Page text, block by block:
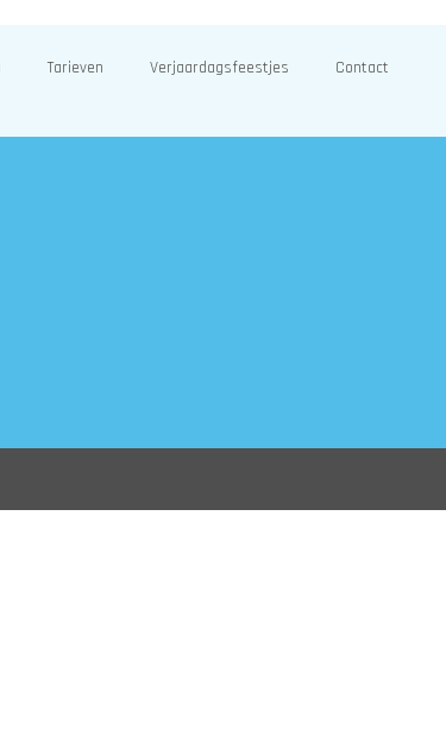
Tarieven Verjaardagsfeestjes Contact